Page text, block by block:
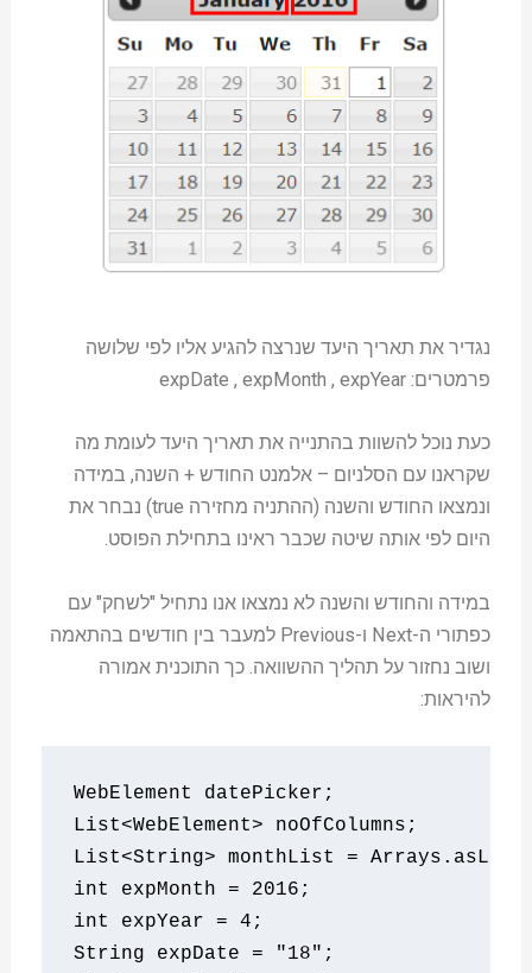
נגדיר את תאריך היעד שנרצה להגיע אליו לפי שלושה
פרמטרים: expDate , expMonth , expYear
כעת נוכל להשוות בהתנייה את תאריך היעד לעומת מה
שקראנו עם הסלניום – אלמנט החודש + השנה, במידה
ונמצאו החודש והשנה (ההתניה מחזירה true) נבחר את
היום לפי אותה שיטה שכבר ראינו בתחילת הפוסט.
במידה והחודש והשנה לא נמצאו אנו נתחיל "לשחק" עם
כפתורי ה-Next ו-Previous למעבר בין חודשים בהתאמה
ושוב נחזור על תהליך ההשוואה. כך התוכנית אמורה
להיראות:
WebElement datePicker ;
List<WebElement> noOfColumns ;
List<String> monthList = Arrays . asList
int expMonth = 2016 ;
int expYear = 4 ;
String expDate = "18" ;